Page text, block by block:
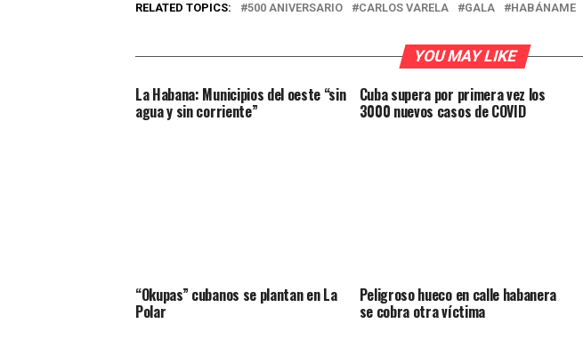
RELATED TOPICS: 500 ANIVERSARIO CARLOS VARELA GALA HABÁNAME
YOU MAY LIKE
La Habana: Municipios del oeste “sin
agua y sin corriente”
Cuba supera por primera vez los
3000 nuevos casos de COVID
“Okupas” cubanos se plantan en La
Polar
Peligroso hueco en calle habanera
se cobra otra víctima